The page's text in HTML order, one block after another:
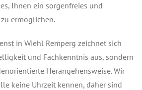
Ihnen ein sorgenfreies und
ermöglichen.
in Wiehl Remperg zeichnet sich
und Fachkenntnis aus, sondern
Herangehensweise. Wir
keine Uhrzeit kennen, daher sind